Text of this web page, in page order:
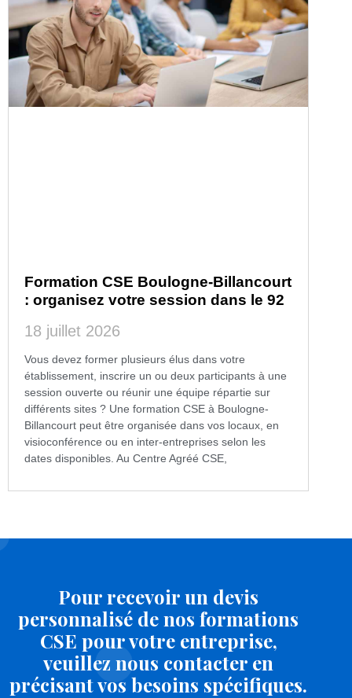
Formation CSE Boulogne-Billancourt
: organisez votre session dans le 92
18 juillet 2026
Vous devez former plusieurs élus dans votre
établissement, inscrire un ou deux participants à une
session ouverte ou réunir une équipe répartie sur
différents sites ? Une formation CSE à Boulogne-
Billancourt peut être organisée dans vos locaux, en
visioconférence ou en inter-entreprises selon les
dates disponibles. Au Centre Agréé CSE,
Pour recevoir un devis
personnalisé de nos formations
CSE pour votre entreprise,
veuillez nous contacter en
précisant vos besoins spécifiques.